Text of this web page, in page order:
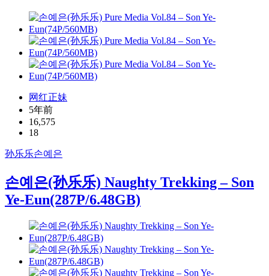
网红正妹
5年前
16,575
18
孙乐乐손예은
손예은(孙乐乐) Naughty Trekking – Son
Ye-Eun(287P/6.48GB)